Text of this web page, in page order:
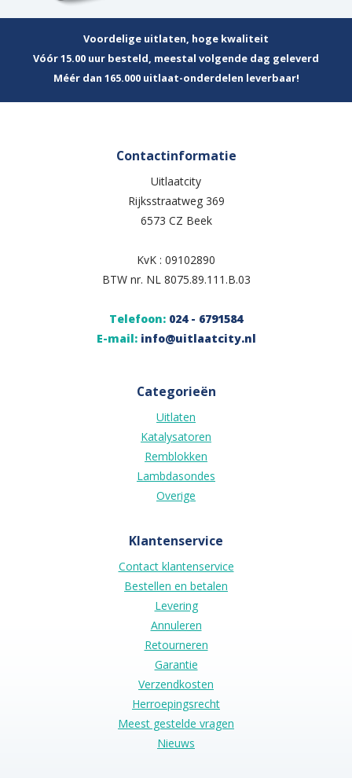
Voordelige uitlaten, hoge kwaliteit
Vóór 15.00 uur besteld, meestal volgende dag geleverd
Méér dan 165.000 uitlaat-onderdelen leverbaar!
Contactinformatie
Uitlaatcity
Rijksstraatweg 369
6573 CZ Beek
KvK : 09102890
BTW nr. NL 8075.89.111.B.03
Telefoon: 024 - 6791584
E-mail: info@uitlaatcity.nl
Categorieën
Uitlaten
Katalysatoren
Remblokken
Lambdasondes
Overige
Klantenservice
Contact klantenservice
Bestellen en betalen
Levering
Annuleren
Retourneren
Garantie
Verzendkosten
Herroepingsrecht
Meest gestelde vragen
Nieuws